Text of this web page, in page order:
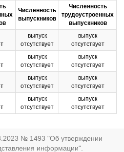
Численность
выпускников
Численность
трудоустроенных
выпускников
выпуск
отсутствует
выпуск
отсутствует
выпуск
отсутствует
выпуск
отсутствует
выпуск
отсутствует
выпуск
отсутствует
выпуск
отсутствует
выпуск
отсутствует
№ 1493 "Об утверждении
информации".